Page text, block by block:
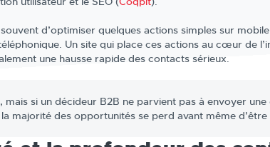
d’optimiser quelques actions simples sur
Un site qui place ces actions au cœur de
une hausse rapide des contacts sérieux.
si un décideur B2B ne parvient pas à envoyer
majorité des opportunités se perd avant même d’être